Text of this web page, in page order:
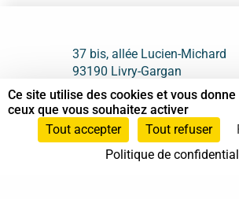
37 bis, allée Lucien-Michard
93190 Livry-Gargan
06 61 87 28 09
Nous contacter
Ce site utilise des cookies et vous
ceux que vous souhaitez activer
Tout accepter
Tout refuser
Politique de